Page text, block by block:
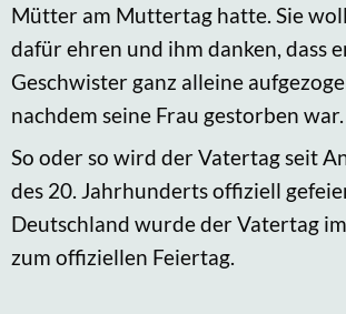
Mütter am Muttertag hatte. Sie
dafür ehren und ihm danken, dass
Geschwister ganz alleine
nachdem seine Frau gestorben war.
So oder so wird der Vatertag seit
des 20. Jahrhunderts offiziell
Deutschland wurde der Vatertag
zum offiziellen Feiertag.